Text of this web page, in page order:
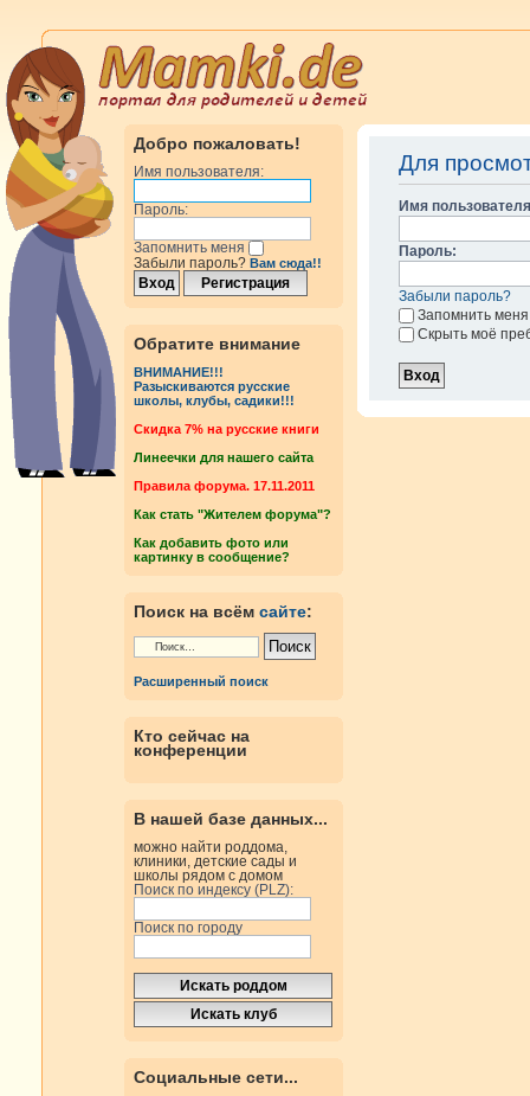
Добро пожаловать!
Имя пользователя:
Пароль:
Запомнить меня
Забыли пароль? Вам сюда!!
Обратите внимание
ВНИМАНИЕ!!!
Разыскиваются русские
школы, клубы, садики!!!
Cкидка 7% на русские книги
Линеечки для нашего сайта
Правила форума. 17.11.2011
Как стать "Жителем форума"?
Как добавить фото или
картинку в сообщение?
Поиск на всём сайте:
Расширенный поиск
Кто сейчас на
конференции
В нашей базе данных...
можно найти роддома,
клиники, детские сады и
школы рядом с домом
Поиск по индексу (PLZ):
Поиск по городу
Социальные сети...
Для
Имя
Пароль:
Забыли пароль?
Запомнить меня
Скрыть моё